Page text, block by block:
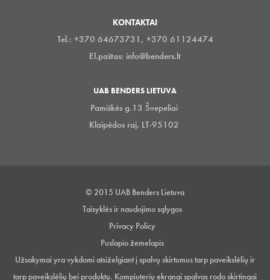
KONTAKTAI
Tel.: +370 64673731, +370 61124474
El.paštas: info@benders.lt
UAB BENDERS LIETUVA
Pamiškės g.13 Švepeliai
Klaipėdos raj. LT-95102
© 2015 UAB Benders Lietuva
Taisyklės ir naudojimo sąlygos
Privacy Policy
Puslapio žemelapis
Užsakymai yra vykdomi atsiželgiant į spalvų skirtumus tarp paveikslėlių ir
tarp paveikslėlių bei produktų. Kompiuterių ekranai spalvas rodo skirtingai